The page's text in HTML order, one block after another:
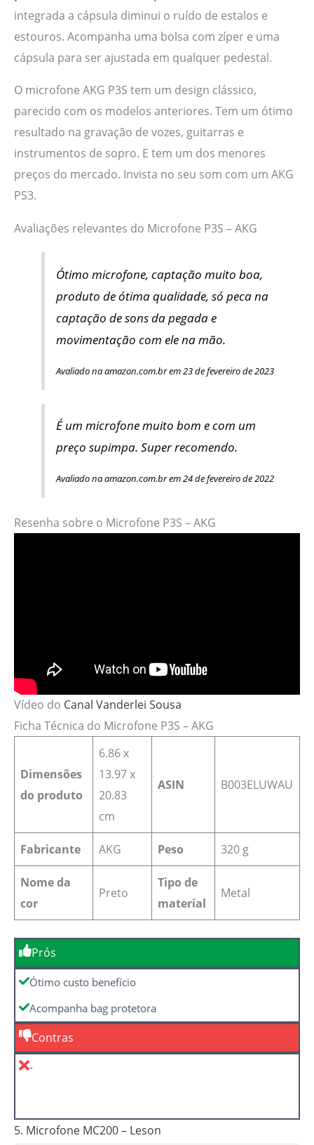
integrada a cápsula diminui o ruído de estalos e
estouros. Acompanha uma bolsa com zíper e uma
cápsula para ser ajustada em qualquer pedestal.
O microfone AKG P3S tem um design clássico,
parecido com os modelos anteriores. Tem um ótimo
resultado na gravação de vozes, guitarras e
instrumentos de sopro. E tem um dos menores
preços do mercado. Invista no seu som com um AKG
PS3.
Avaliações relevantes do Microfone P3S – AKG
Ótimo microfone, captação muito boa,
produto de ótima qualidade, só peca na
captação de sons da pegada e
movimentação com ele na mão.
Avaliado na amazon.com.br em 23 de fevereiro de 2023
É um microfone muito bom e com um
preço supimpa. Super recomendo.
Avaliado na amazon.com.br em 24 de fevereiro de 2022
Resenha sobre o Microfone P3S – AKG
Vídeo do Canal Vanderlei Sousa
Ficha Técnica do Microfone P3S – AKG
Dimensões
do produto
6.86 x
13.97 x
20.83
cm
ASIN ‎B003ELUWAU
Fabricante AKG Peso 320 g
Nome da
cor
‎Preto
Tipo de
material
Metal
Prós
Ótimo custo benefício
Acompanha bag protetora
Contras
-
5. Microfone MC200 – Leson